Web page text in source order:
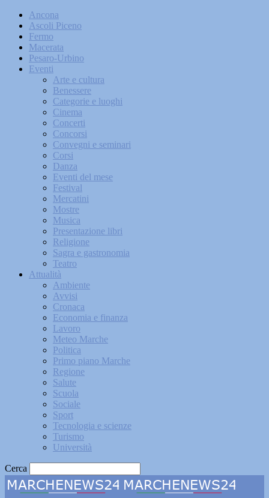
Ancona
Ascoli Piceno
Fermo
Macerata
Pesaro-Urbino
Eventi
Arte e cultura
Benessere
Categorie e luoghi
Cinema
Concerti
Concorsi
Convegni e seminari
Corsi
Danza
Eventi del mese
Festival
Mercatini
Mostre
Musica
Presentazione libri
Religione
Sagra e gastronomia
Teatro
Attualità
Ambiente
Avvisi
Cronaca
Economia e finanza
Lavoro
Meteo Marche
Politica
Primo piano Marche
Regione
Salute
Scuola
Sociale
Sport
Tecnologia e scienze
Turismo
Università
Cerca